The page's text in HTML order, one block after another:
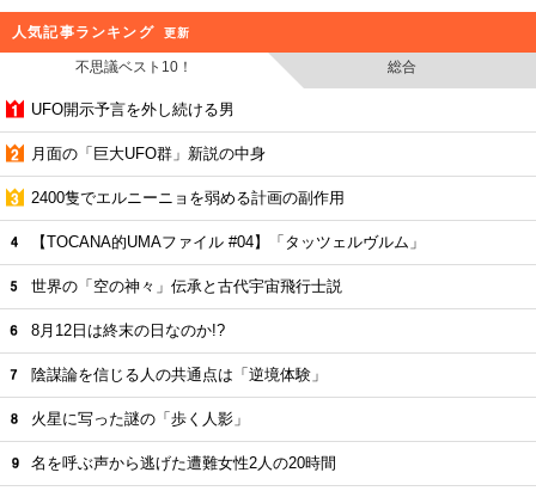
人気記事ランキング 更新
不思議ベスト10！ 総合
UFO開示予言を外し続ける男
月面の「巨大UFO群」新説の中身
2400隻でエルニーニョを弱める計画の副作用
【TOCANA的UMAファイル #04】「タッツェルヴルム」
世界の「空の神々」伝承と古代宇宙飛行士説
8月12日は終末の日なのか!?
陰謀論を信じる人の共通点は「逆境体験」
火星に写った謎の「歩く人影」
名を呼ぶ声から逃げた遭難女性2人の20時間